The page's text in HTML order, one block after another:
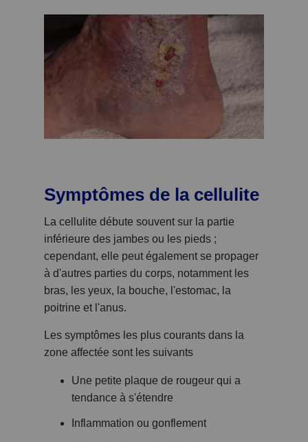
Symptômes de la cellulite
La cellulite débute souvent sur la partie
inférieure des jambes ou les pieds ;
cependant, elle peut également se propager
à d'autres parties du corps, notamment les
bras, les yeux, la bouche, l'estomac, la
poitrine et l'anus.
Les symptômes les plus courants dans la
zone affectée sont les suivants
Une petite plaque de rougeur qui a
tendance à s'étendre
Inflammation ou gonflement